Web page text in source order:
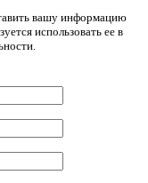
вашу информацию
использовать ее в